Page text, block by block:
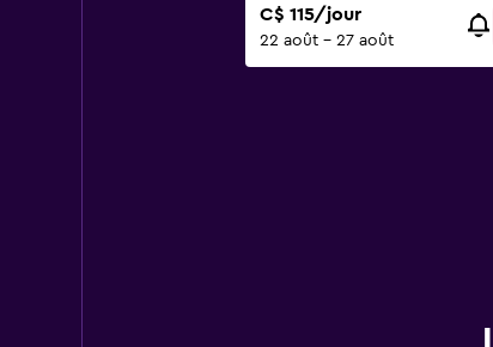
C$ 115/jour
22 août - 27 août